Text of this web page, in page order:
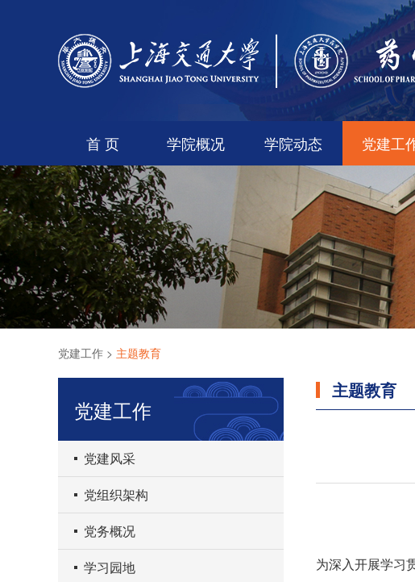
首 页 学院概况 学院动态 党建工
党建工作 > 主题教育
党建工作
党建风采
党组织架构
党务概况
学习园地
主题教育
为深入开展学习